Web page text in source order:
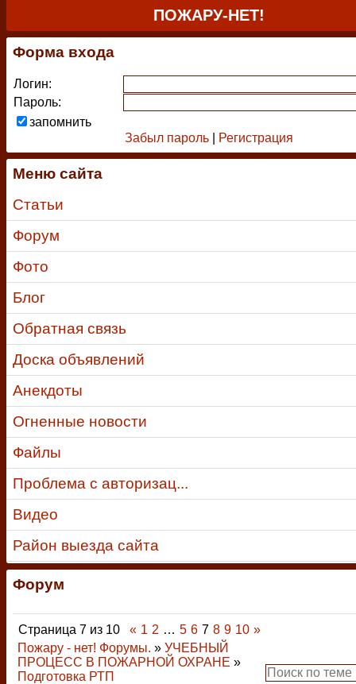
ПОЖАРУ-НЕТ!
Форма входа
Логин:
Пароль:
запомнить
Забыл пароль
Регистрация
Меню сайта
Статьи
Форум
Фото
Блог
Обратная связь
Доска объявлений
Анекдоты
Огненные новости
Файлы
Проблема с авторизац...
Видео
Район выезда сайта
Форум
Страница 7 из 10 « 1 2 … 5 6 7 8 9 10 »
Пожару - нет! Форумы. » УЧЕБНЫЙ
ПРОЦЕСС В ПОЖАРНОЙ ОХРАНЕ »
Подготовка РТП